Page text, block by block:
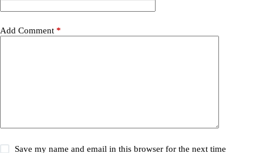
Add Comment *
Save my name and email in this browser for the next time